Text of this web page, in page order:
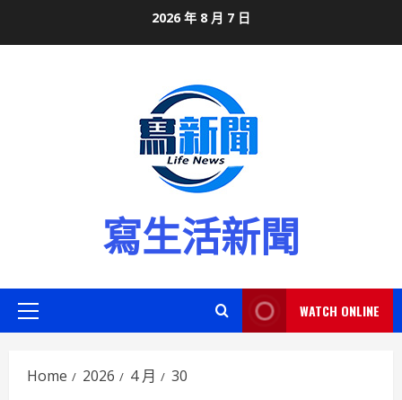
2026 年 8 月 7 日
寫生活新聞
Primary
WATCH ONLINE
Home 2026 4 月 30